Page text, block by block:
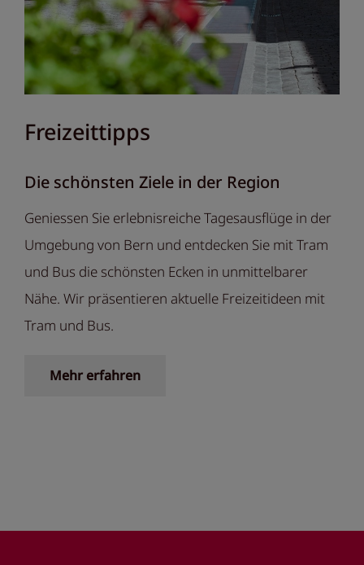
Freizeittipps
Die schönsten Ziele in der Region
Geniessen Sie erlebnisreiche Tagesausflüge in der
Umgebung von Bern und entdecken Sie mit Tram
und Bus die schönsten Ecken in unmittelbarer
Nähe. Wir präsentieren aktuelle Freizeitideen mit
Tram und Bus.
Mehr erfahren